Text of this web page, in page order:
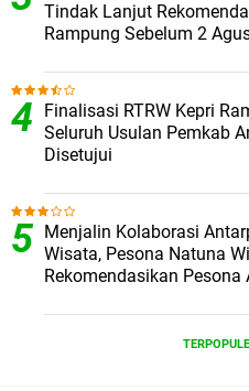
Tindak Lanjut
Rampung Sebelum 2
Finalisasi RTRW Kepri
Seluruh Usulan Pemkab
Disetujui
Menjalin Kolaborasi
Wisata, Pesona Natuna
Rekomendasikan Pesona